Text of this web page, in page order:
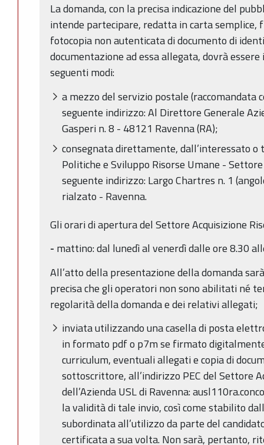
La domanda, con la precisa indicazione del
intende partecipare, redatta in carta semplice,
fotocopia non autenticata di documento di
documentazione ad essa allegata, dovrà
seguenti modi:
a mezzo del servizio postale (raccomandata
seguente indirizzo: Al Direttore Generale
Gasperi n. 8 - 48121 Ravenna (RA);
consegnata direttamente, dall’interessato o
Politiche e Sviluppo Risorse Umane -
seguente indirizzo: Largo Chartres n. 1
rialzato - Ravenna.
Gli orari di apertura del Settore Acquisizione
- mattino: dal lunedì al venerdì dalle ore 8.30
All’atto della presentazione della domanda
precisa che gli operatori non sono abilitati né
regolarità della domanda e dei relativi allegati;
inviata utilizzando una casella di posta
in formato pdf o p7m se firmato
curriculum, eventuali allegati e copia di
sottoscrittore, all’indirizzo PEC del Settore
dell’Azienda USL di Ravenna:
la validità di tale invio, così come stabilito
subordinata all’utilizzo da parte del
certificata a sua volta. Non sarà, pertanto,